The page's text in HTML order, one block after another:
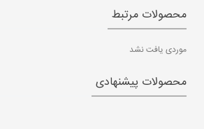
محصولات مرتبط
موردی یافت نشد
محصولات پیشنهادی